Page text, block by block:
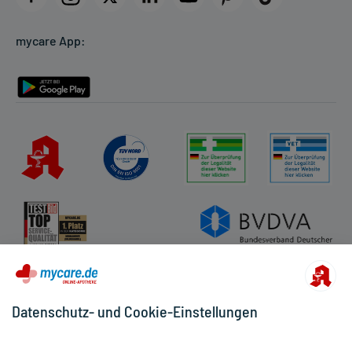
Rückgabe/Widerruf
mycare App:
Datenschutz- und Cookie-Einstellungen